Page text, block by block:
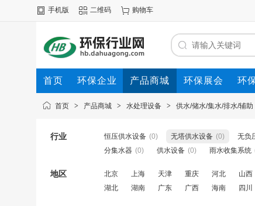
手机版 二维码 购物车
首页 环保企业 产品商城 环保展会 环
首页 > 产品商城 > 水处理设备 > 供水/储水/集水/排水/辅助
行业 恒压供水设备 (0) 无塔供水设备 (0) 无负
分集水器 (0) 供水设备 (0) 雨水收集系统
地区 北京 上海 天津 重庆 河北 山西
湖北
湖南 广东 广西 海南 四川